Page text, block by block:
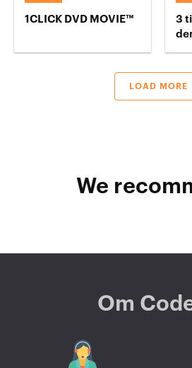
1CLICK DVD MOVIE™
3
LOAD MORE
We
Om